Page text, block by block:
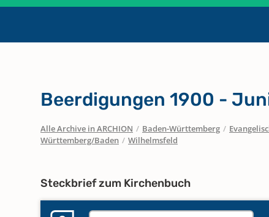
Beerdigungen 1900 -
Alle Archive in ARCHION / Baden-Württemberg /
Württemberg/Baden / Wilhelmsfeld
Steckbrief zum Kirchenbuch